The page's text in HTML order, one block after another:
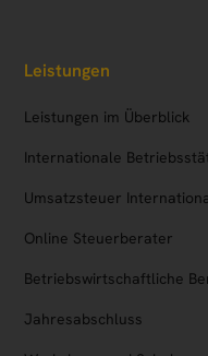
Leistungen
Leistungen im Überblick
Internationale
Umsatzsteuer
Online Steuerberater
Betriebs­wirtschaftliche
Jahresabschluss